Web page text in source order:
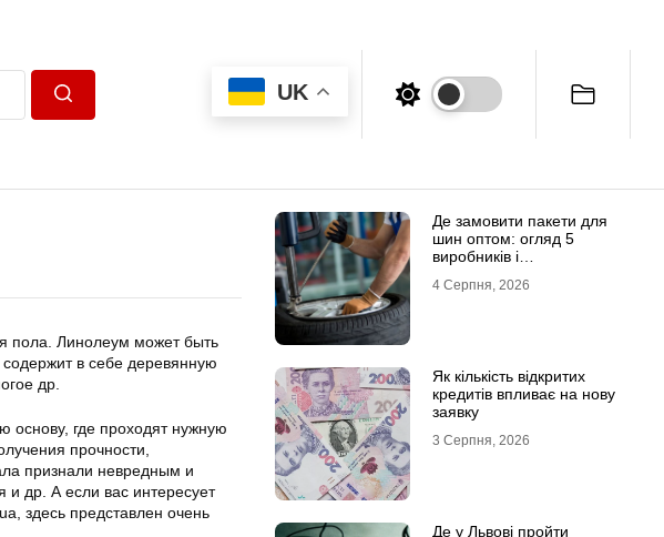
UK
пола. Линолеум может быть
в себе деревянную
др.
где проходят нужную
прочности,
признали невредным и
и др. А если вас интересует
здесь представлен очень
Де замовити пакети для
шин оптом: огляд 5
виробників і
4 Серпня, 2026
Як кількість відкритих
кредитів впливає на нову
заявку
3 Серпня, 2026
Де у Львові пройти